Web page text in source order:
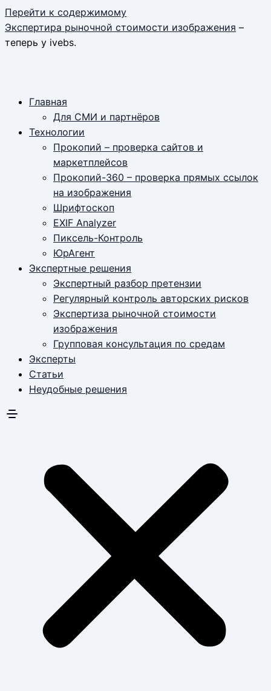
Перейти к содержимому
Экспертира рыночной стоимости изображения –
теперь у ivebs.
Главная
Для СМИ и партнёров
Технологии
Прокопий – проверка сайтов и
маркетплейсов
Прокопий-360 – проверка прямых ссылок
на изображения
Шрифтоскоп
EXIF Analyzer
Пиксель-Контроль
ЮрАгент
Экспертные решения
Экспертный разбор претензии
Регулярный контроль авторских рисков
Экспертиза рыночной стоимости
изображения
Групповая консультация по средам
Эксперты
Статьи
Неудобные решения